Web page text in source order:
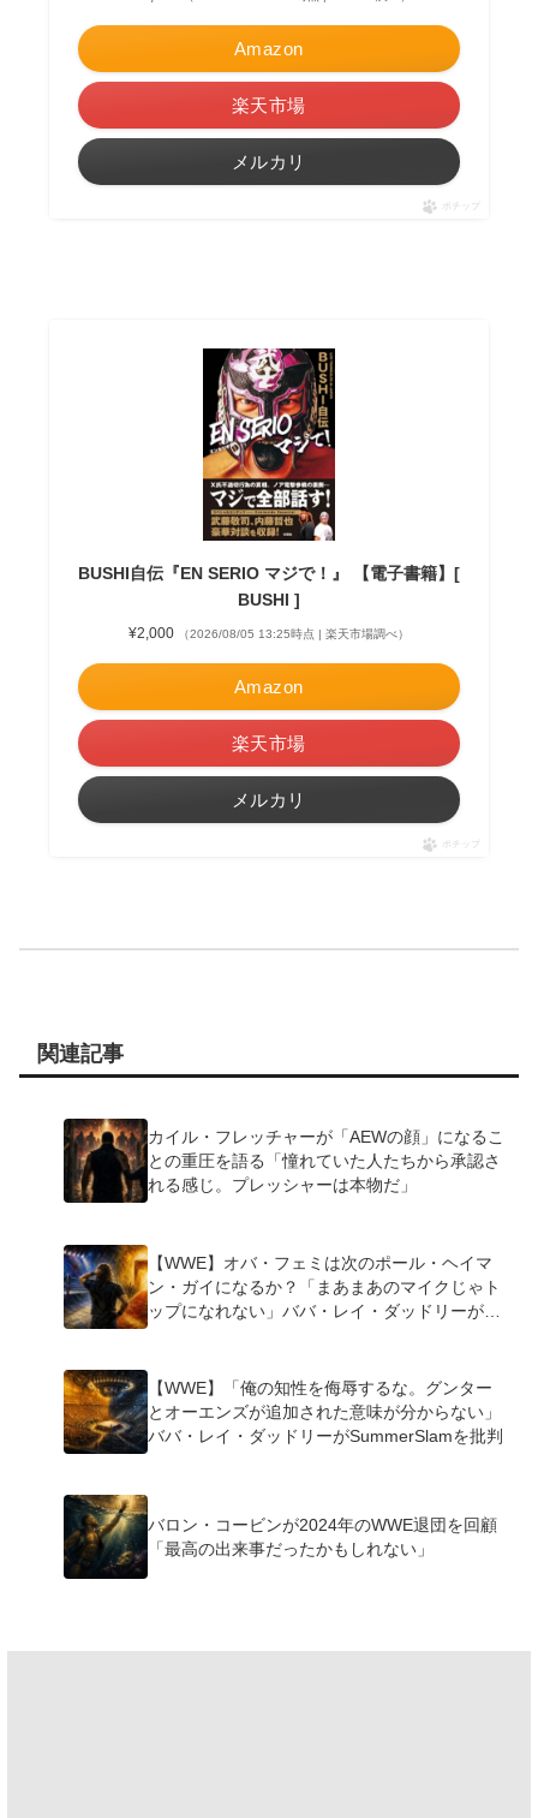
Amazon
楽天市場
メルカリ
ポチップ
BUSHI自伝『EN SERIO マジで！』 【電子書籍】[
BUSHI ]
¥2,000 （2026/08/05 13:25時点 | 楽天市場調べ）
Amazon
楽天市場
メルカリ
ポチップ
関連記事
カイル・フレッチャーが「AEWの顔」になるこ
との重圧を語る「憧れていた人たちから承認さ
れる感じ。プレッシャーは本物だ」
【WWE】オバ・フェミは次のポール・ヘイマ
ン・ガイになるか？「まあまあのマイクじゃト
ップになれない」ババ・レイ・ダッドリーが指
【WWE】「俺の知性を侮辱するな。グンター
とオーエンズが追加された意味が分からない」
ババ・レイ・ダッドリーがSummerSlamを批判
バロン・コービンが2024年のWWE退団を回顧
「最高の出来事だったかもしれない」